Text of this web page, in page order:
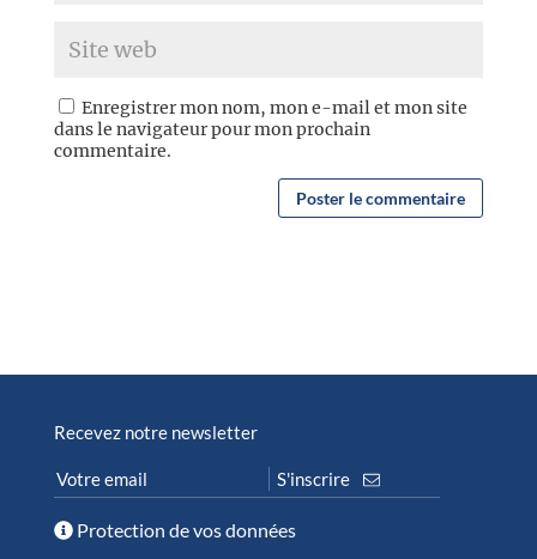
Enregistrer mon nom, mon e-mail et mon site
dans le navigateur pour mon prochain
commentaire.
Recevez notre newsletter
Protection de vos données